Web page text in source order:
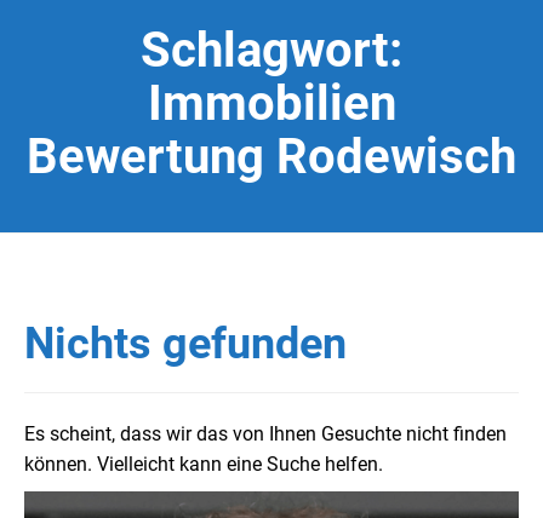
Schlagwort:
Immobilien
Bewertung Rodewisch
Nichts gefunden
Es scheint, dass wir das von Ihnen Gesuchte nicht finden
können. Vielleicht kann eine Suche helfen.